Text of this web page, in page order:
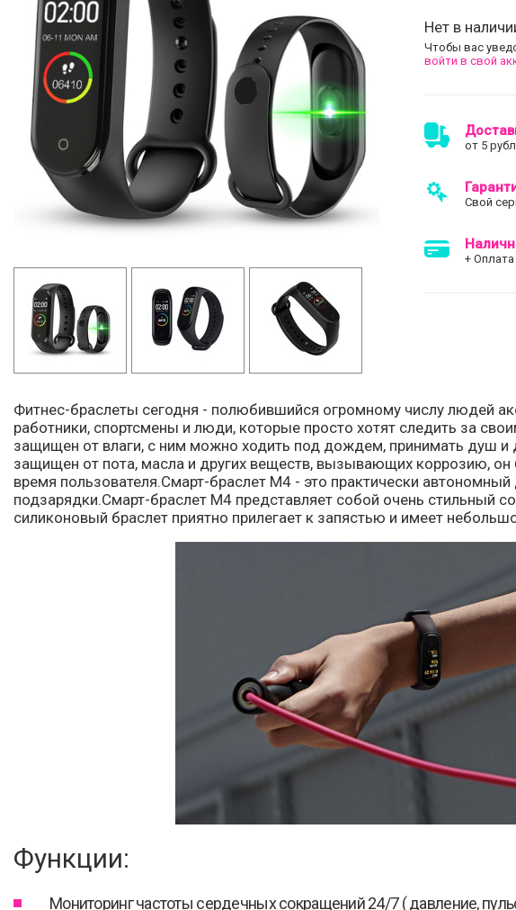
Нет в
Чтобы вас
войти в свой
от 5
Свой
+
Фитнес-браслеты сегодня - полюбившийся огромному числу людей
работники, спортсмены и люди, которые просто хотят следить за
защищен от влаги, с ним можно ходить под дождем, принимать душ и
защищен от пота, масла и других веществ, вызывающих коррозию,
время пользователя.Смарт-браслет М4 - это практически
подзарядки.Смарт-браслет М4 представляет собой очень стильный
силиконовый браслет приятно прилегает к запястью и имеет
Функции:
Мониторинг частоты сердечных сокращений 24/7 ( давление,